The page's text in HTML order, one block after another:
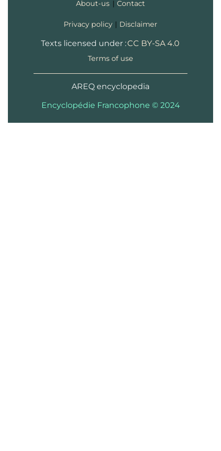
Goethe a Karlovy Vary. | Muzeum
Karlovy Vary
, sur kvmuz.cz
3 mai 2023 )
About-us | Contact
Privacy policy | Disclaimer
Texts licensed under :CC BY-SA 4.0
Terms of use
AREQ encyclopedia
Encyclopédie Francophone © 2024